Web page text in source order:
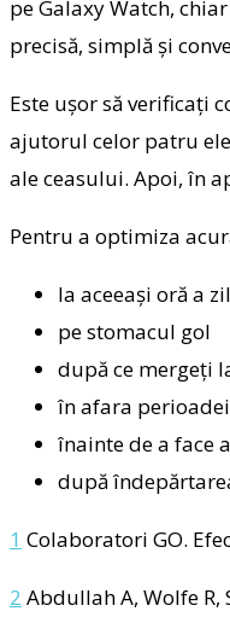
pe Galaxy Watch,
precisă, simplă și
Este ușor să verificați
ajutorul celor patru
ale ceasului. Apoi, în
Pentru a optimiza
la aceeași oră a
pe stomacul gol
după ce mergeți
în afara
înainte de a face
după
1 Colaboratori GO.
2 Abdullah A, Wolfe